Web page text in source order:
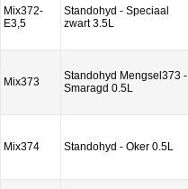
Mix372-
E3,5
Standohyd - Speciaal
zwart 3.5L
Mix373
Standohyd Mengsel373 -
Smaragd 0.5L
Mix374 Standohyd - Oker 0.5L